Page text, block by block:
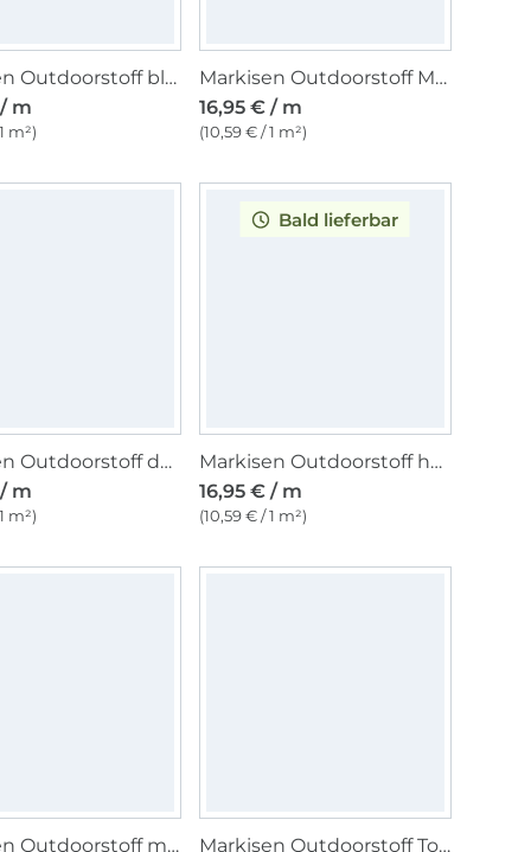
Markisen Outdoorstoff blau, uni 160 cm
m
m²)
Markisen Outdoorstoff Multistreifen blau, 160 cm
16,95 € / m
(10,59 € / 1 m²)
Markisen Outdoorstoff dunkelgrau, uni 160 cm
m
m²)
Bald lieferbar
Markisen Outdoorstoff hellgrau, weiss, 160 cm
16,95 € / m
(10,59 € / 1 m²)
Markisen Outdoorstoff marineblau, weiss 160 cm Markisen Outdoorstoff Toldo, grün, blau, 160 cm